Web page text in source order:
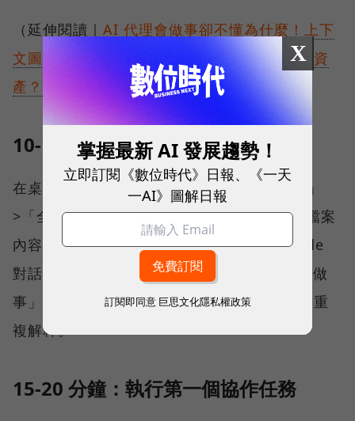
（延伸閱讀｜ AI 代理會做事卻不懂為什麼！上下
文圖譜是什麼？它為何讓「決策軌跡」成企業資
產？
10-15 分鐘：設定全域指示
在桌面版應用程式中，前往「設定」>「協作」
>「全域指示-編輯」。將上述三個 .md 格式檔案
內容貼入。這麼做，將可確保每一次與 Claude
對話時，它已預先掌握「你是誰」、「你怎麼做
事」與「你偏好的產出」的永久記憶，而無需重
複解釋。
15-20 分鐘：執行第一個協作任務
X
掌握最新 AI 發展趨勢！
立即訂閱《數位時代》日報、《一天
一AI》圖解日報
訂閱即同意 巨思文化隱私權政策